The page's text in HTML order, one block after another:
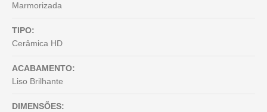
Marmorizada
TIPO:
Cerâmica HD
ACABAMENTO:
Liso Brilhante
DIMENSÕES: